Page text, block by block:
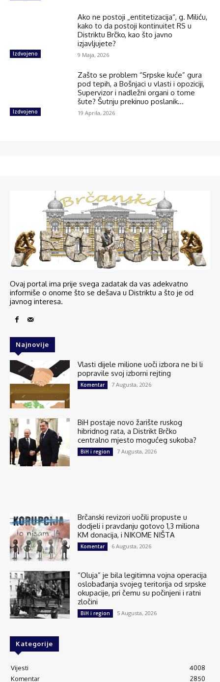
Izdvojeno
Ako ne postoji „entitetizacija“, g. Miliću,
kako to da postoji kontinuitet RS u
Distriktu Brčko, kao što javno
izjavljujete?
9 Maja, 2026
Izdvojeno
Zašto se problem “Srpske kuće” gura
pod tepih, a Bošnjaci u vlasti i opoziciji,
Supervizor i nadležni organi o tome
šute? Šutnju prekinuo poslanik...
19 Aprila, 2026
Ovaj portal ima prije svega zadatak da vas adekvatno
informiše o onome što se dešava u Distriktu a što je od
javnog interesa.
Najnovije
Vlasti dijele milione uoči izbora ne bi li
popravile svoj izborni rejting
Komentar 7 Augusta, 2026
BiH postaje novo žarište ruskog
hibridnog rata, a Distrikt Brčko
centralno mjesto mogućeg sukoba?
BiH i region 7 Augusta, 2026
Brčanski revizori uočili propuste u
dodjeli i pravdanju gotovo 1,3 miliona
KM donacija, i NIKOME NIŠTA
Komentar 6 Augusta, 2026
“Oluja” je bila legitimna vojna operacija
oslobađanja svojeg teritorija od srpske
okupacije, pri čemu su počinjeni i ratni
zločini
BiH i region 5 Augusta, 2026
Kategorije
Vijesti
4008
Komentar
2850